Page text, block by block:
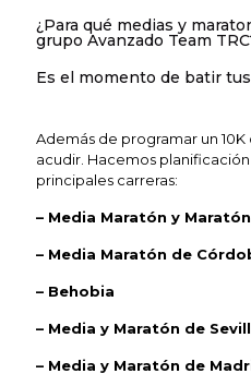
¿Para qué medias y
grupo Avanzado Team
Es el momento de batir
Además de programar un
acudir. Hacemos
principales carreras:
– Media Maratón y
– Media Maratón de
– Behobia
– Media y Maratón de
– Media y Maratón de